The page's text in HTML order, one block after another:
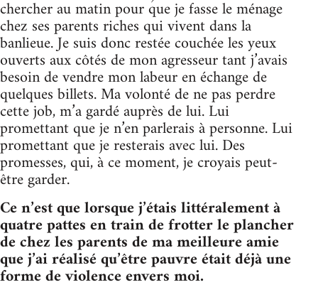
chercher au matin pour que je fasse le ménage
chez ses parents riches qui vivent dans la
banlieue. Je suis donc restée couchée les yeux
ouverts aux côtés de mon agresseur tant j’avais
besoin de vendre mon labeur en échange de
quelques billets. Ma volonté de ne pas perdre
cette job, m’a gardé auprès de lui. Lui
promettant que je n’en parlerais à personne. Lui
promettant que je resterais avec lui. Des
promesses, qui, à ce moment, je croyais peut-
être garder.
Ce n’est que lorsque j’étais littéralement à
quatre pattes en train de frotter le plancher
de chez les parents de ma meilleure amie
que j’ai réalisé qu’être pauvre était déjà une
forme de violence envers moi.